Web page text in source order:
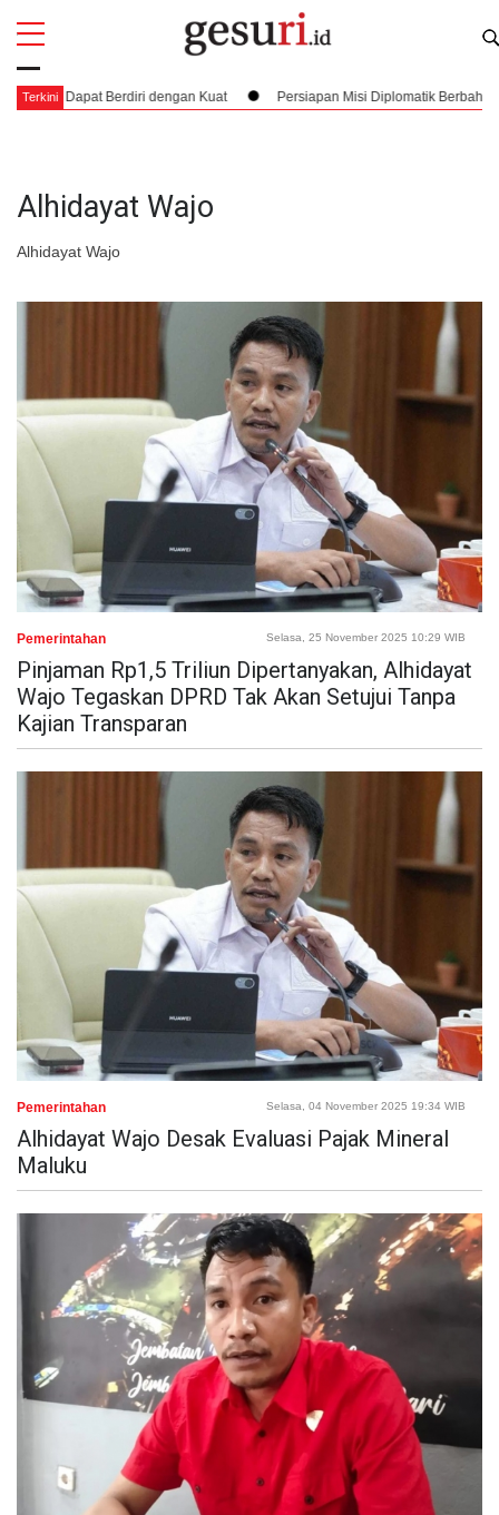
Terkini
Berdiri dengan Kuat Persiapan Misi Diplomatik Berbahaya dan
Alhidayat Wajo
Alhidayat Wajo
All
Pemerintahan Selasa, 25 November 2025 10:29 WIB
Pinjaman Rp1,5 Triliun Dipertanyakan, Alhidayat
Wajo Tegaskan DPRD Tak Akan Setujui Tanpa
Kajian Transparan
Pemerintahan Selasa, 04 November 2025 19:34 WIB
Alhidayat Wajo Desak Evaluasi Pajak Mineral
Maluku